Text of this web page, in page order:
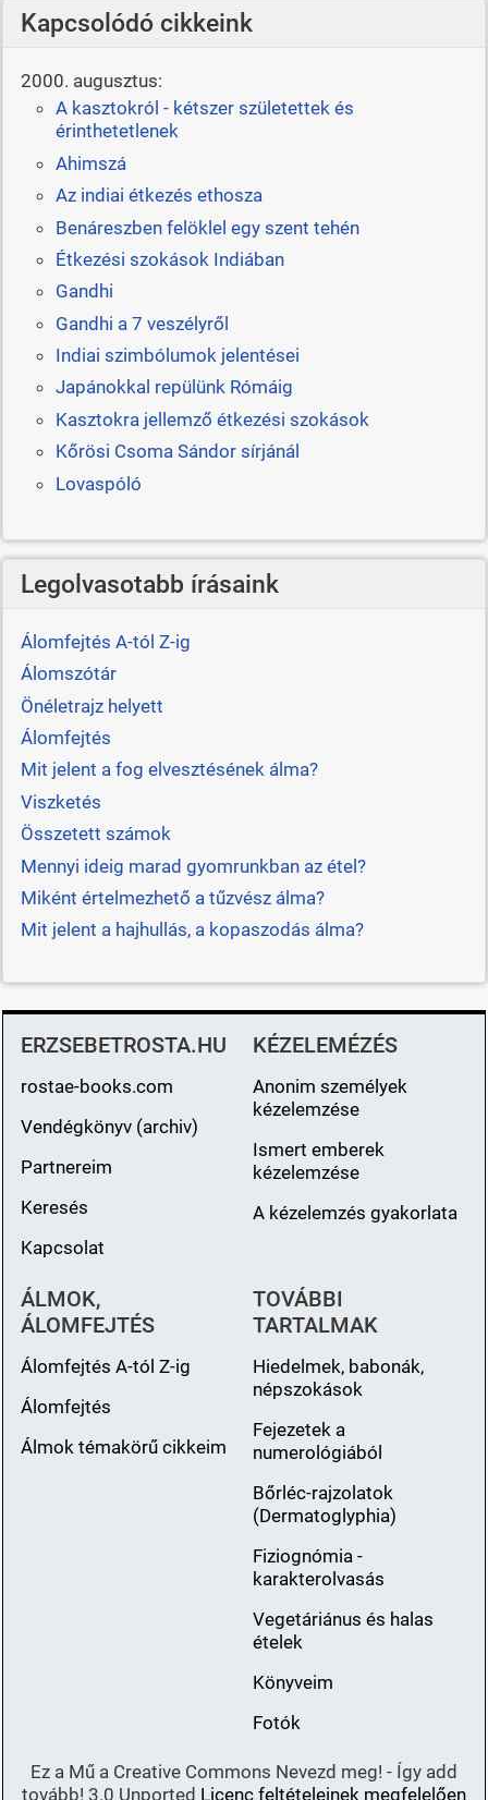
Kapcsolódó cikkeink
2000. augusztus:
A kasztokról - kétszer születettek és
érinthetetlenek
Ahimszá
Az indiai étkezés ethosza
Benáreszben felöklel egy szent tehén
Étkezési szokások Indiában
Gandhi
Gandhi a 7 veszélyről
Indiai szimbólumok jelentései
Japánokkal repülünk Rómáig
Kasztokra jellemző étkezési szokások
Kőrösi Csoma Sándor sírjánál
Lovaspóló
Legolvasotabb írásaink
Álomfejtés A-tól Z-ig
Álomszótár
Önéletrajz helyett
Álomfejtés
Mit jelent a fog elvesztésének álma?
Viszketés
Összetett számok
Mennyi ideig marad gyomrunkban az étel?
Miként értelmezhető a tűzvész álma?
Mit jelent a hajhullás, a kopaszodás álma?
ERZSEBETROSTA.HU
rostae-books.com
Vendégkönyv (archiv)
Partnereim
Keresés
Kapcsolat
KÉZELEMÉZÉS
Anonim személyek
kézelemzése
Ismert emberek
kézelemzése
A kézelemzés gyakorlata
ÁLMOK,
ÁLOMFEJTÉS
Álomfejtés A-tól Z-ig
Álomfejtés
Álmok témakörű cikkeim
TOVÁBBI
TARTALMAK
Hiedelmek, babonák,
népszokások
Fejezetek a
numerológiából
Bőrléc-rajzolatok
(Dermatoglyphia)
Fiziognómia -
karakterolvasás
Vegetáriánus és halas
ételek
Könyveim
Fotók
Ez a Mű a Creative Commons Nevezd meg! - Így add
tovább! 3.0 Unported Licenc feltételeinek megfelelően